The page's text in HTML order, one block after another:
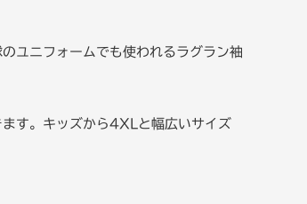
ユニフォームでも使われるラグラン袖
す。キッズから4XLと幅広いサイズ